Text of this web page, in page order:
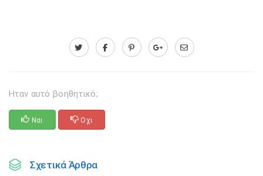
Ηταν αυτό βοηθητικό;
Ναι Οχι
Σχετικά Άρθρα